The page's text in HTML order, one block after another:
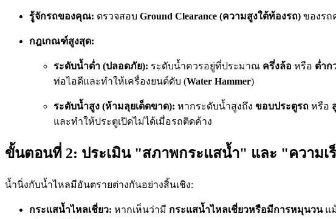
รู้จักรถของคุณ: ตรวจสอบ Ground Clearance (ความสูงใต้ท้องรถ) ของรถ
กฎเกณฑ์สูงสุด:
ระดับน้ำต่ำ (ปลอดภัย): ระดับน้ำควรอยู่ที่ประมาณ ครึ่งล้อ หรือ ต่ำก
ท่อไอดีและทำให้เครื่องยนต์ดับ (Water Hammer)
ระดับน้ำสูง (ห้ามลุยเด็ดขาด): หากระดับน้ำสูงถึง ขอบประตูรถ หรือ
และทำให้ประตูเปิดไม่ได้เมื่อรถติดค้าง
ขั้นตอนที่ 2: ประเมิน "สภาพกระแสน้ำ" และ "ความเ
น้ำนิ่งกับน้ำไหลมีอันตรายต่างกันอย่างสิ้นเชิง:
กระแสน้ำไหลเชี่ยว: หากเห็นว่ามี กระแสน้ำไหลเชี่ยวหรือมีการหมุนวนแ